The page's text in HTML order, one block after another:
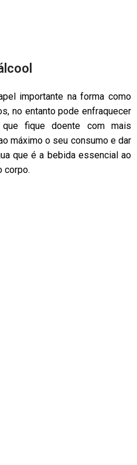
importante na forma como
no entanto pode enfraquecer
fique doente com mais
máximo o seu consumo e dar
que é a bebida essencial ao
corpo.